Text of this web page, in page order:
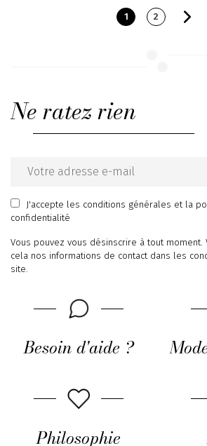
1 2
Ne ratez rien
Email
address
J'accepte les conditions générales et la
confidentialité
Vous pouvez vous désinscrire à tout
cela nos informations de contact dans les
site.
Besoin d'aide ?
Philosophie